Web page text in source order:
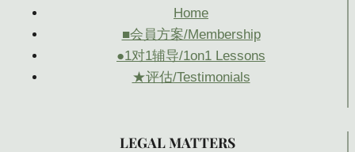
Home
■会員方案/Membership
●1对1辅导/1on1 Lessons
★评估/Testimonials
LEGAL MATTERS